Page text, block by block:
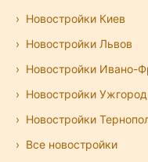
Новостройки Киев
Новостройки Львов
Новостройки Ивано-
Новостройки Ужгород
Новостройки
Все новостройки